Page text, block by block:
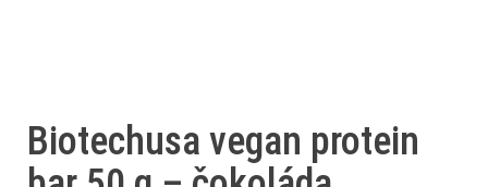
Biotechusa vegan protein